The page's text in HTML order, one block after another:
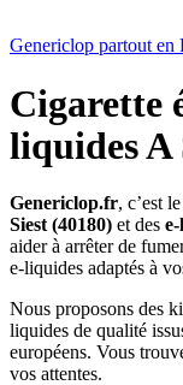
Genericlop partout en
Cigarette
liquides A
Genericlop.fr, c’est
Siest (40180) et des
aider à arrêter de
e-liquides adaptés à
Nous proposons des
liquides de qualité
européens. Vous
vos attentes.